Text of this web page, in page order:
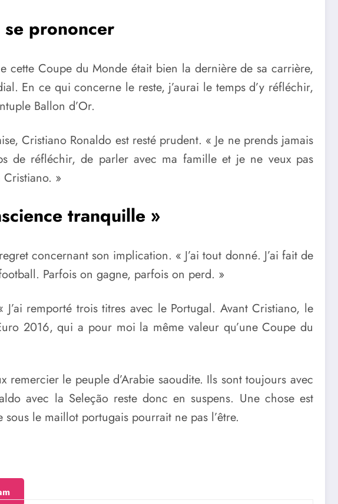
prononcer
cette Coupe du Monde était bien la dernière de sa carrière,
En ce qui concerne le reste, j’aurai le temps d’y réfléchir,
Ballon d’Or.
Cristiano Ronaldo est resté prudent. « Je ne prends jamais
de réfléchir, de parler avec ma famille et je ne veux pas
»
tranquille »
concernant son implication. « J’ai tout donné. J’ai fait de
Parfois on gagne, parfois on perd. »
remporté trois titres avec le Portugal. Avant Cristiano, le
2016, qui a pour moi la même valeur qu’une Coupe du
le peuple d’Arabie saoudite. Ils sont toujours avec
avec la Seleção reste donc en suspens. Une chose est
le maillot portugais pourrait ne pas l’être.